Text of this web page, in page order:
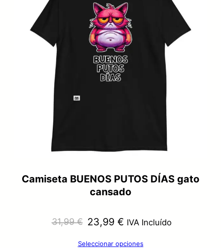
Camiseta BUENOS PUTOS DÍAS gato
cansado
31,99€ El
precio
23,99 €El
precio
IVA Incluído
Seleccionar opciones